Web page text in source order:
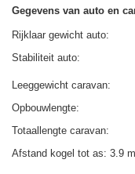
Gegevens van auto en
Rijklaar gewicht auto:
Stabiliteit auto:
Leeggewicht caravan:
Opbouwlengte:
Totaallengte caravan:
Afstand kogel tot as: 3.9 m